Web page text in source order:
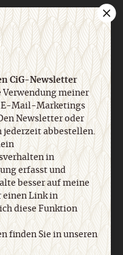
online kündigen
CiG-Newsletter
meiner
E-Mail-Marketings
Newsletter oder
abbestellen.
in
erfasst und
besser auf meine
einen Link in
diese Funktion
finden Sie in unseren